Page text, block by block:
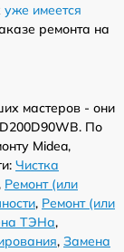
уже имеется
ремонта на
мастеров - они
По
Midea,
Чистка
Ремонт (или
, Ремонт (или
ТЭНа,
, Замена